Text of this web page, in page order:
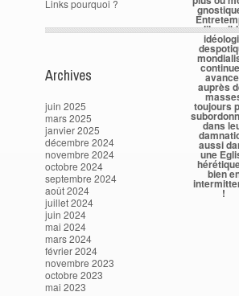
auprès
toujours
dans
aussi
une
bien
!
Links pourquoi ?
Archives
juin 2025
mars 2025
janvier 2025
décembre 2024
novembre 2024
octobre 2024
septembre 2024
août 2024
juillet 2024
juin 2024
mai 2024
mars 2024
février 2024
novembre 2023
octobre 2023
mai 2023